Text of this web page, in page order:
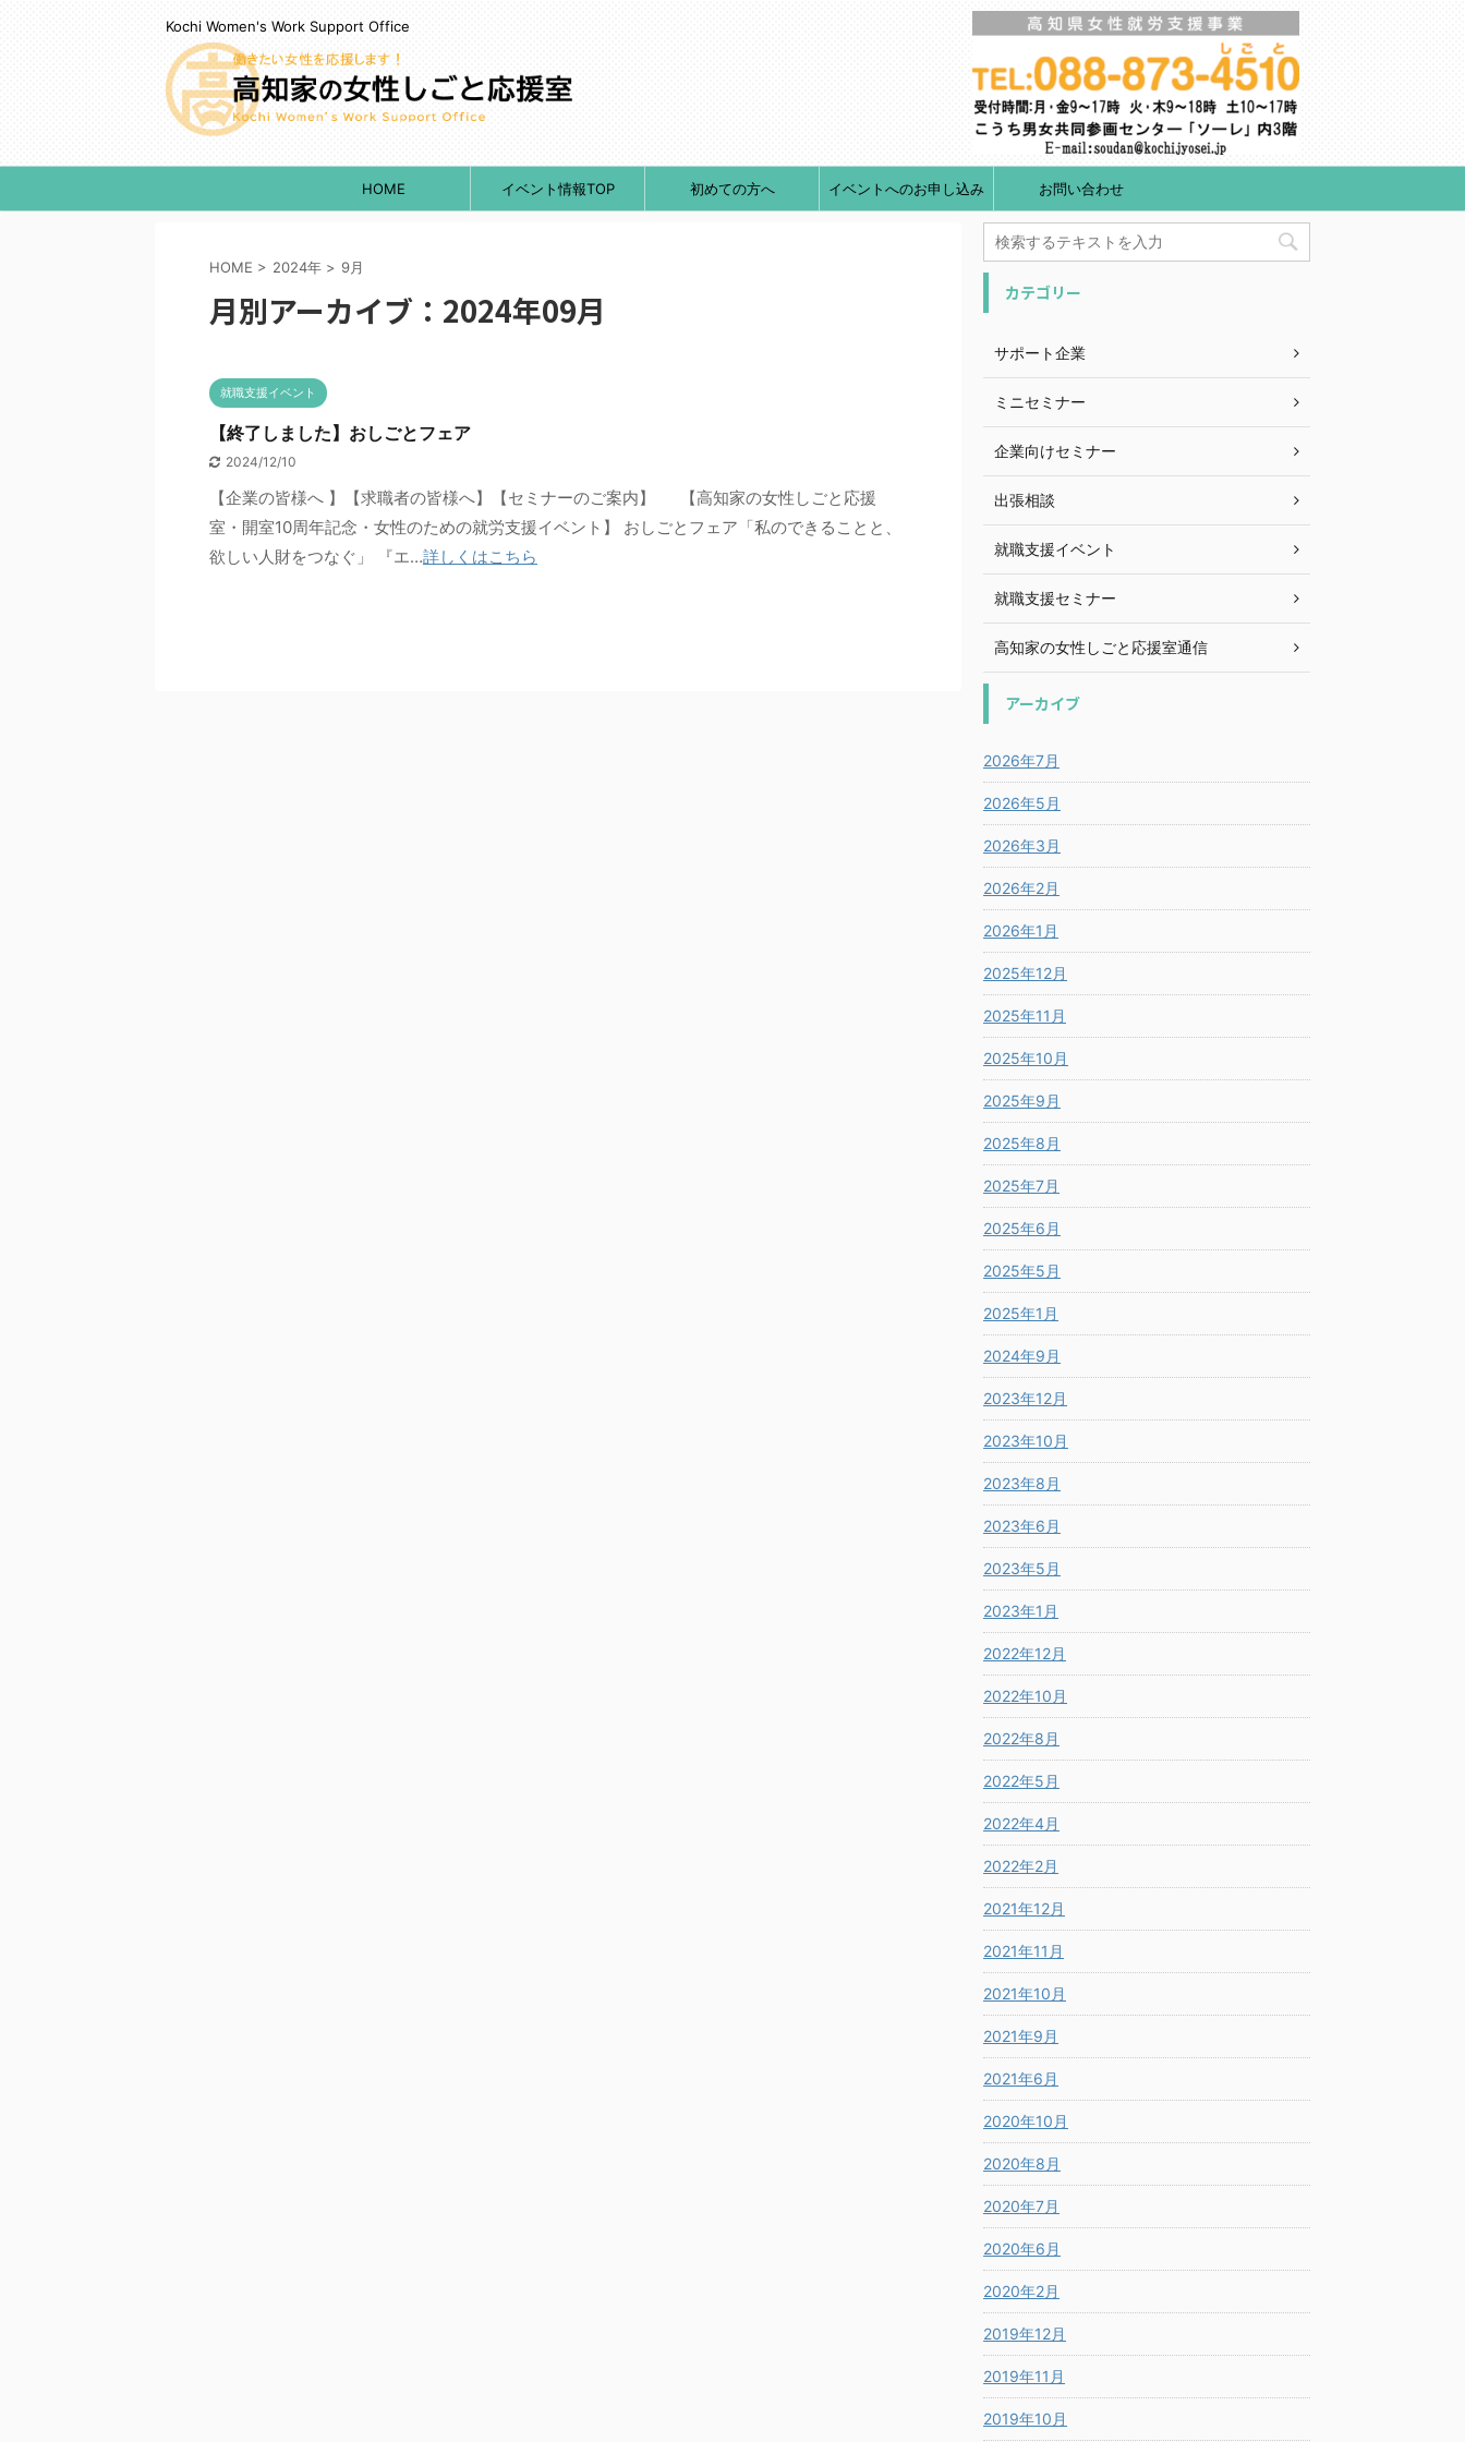
Kochi Women's Work Support Office
HOME イベント情報TOP 初めての方へ イベントへのお申し込み お問い合わせ
HOME > 2024年 > 9月
月別アーカイブ：2024年09月
就職支援イベント
【終了しました】おしごとフェア
2024/12/10
【企業の皆様へ 】【求職者の皆様へ】【セミナーのご案内】 【高知家の女性しごと応援
室・開室10周年記念・女性のための就労支援イベント】 おしごとフェア「私のできることと、
欲しい人財をつなぐ」 『エ…詳しくはこちら
カテゴリー
サポート企業
ミニセミナー
企業向けセミナー
出張相談
就職支援イベント
就職支援セミナー
高知家の女性しごと応援室通信
アーカイブ
2026年7月
2026年5月
2026年3月
2026年2月
2026年1月
2025年12月
2025年11月
2025年10月
2025年9月
2025年8月
2025年7月
2025年6月
2025年5月
2025年1月
2024年9月
2023年12月
2023年10月
2023年8月
2023年6月
2023年5月
2023年1月
2022年12月
2022年10月
2022年8月
2022年5月
2022年4月
2022年2月
2021年12月
2021年11月
2021年10月
2021年9月
2021年6月
2020年10月
2020年8月
2020年7月
2020年6月
2020年2月
2019年12月
2019年11月
2019年10月